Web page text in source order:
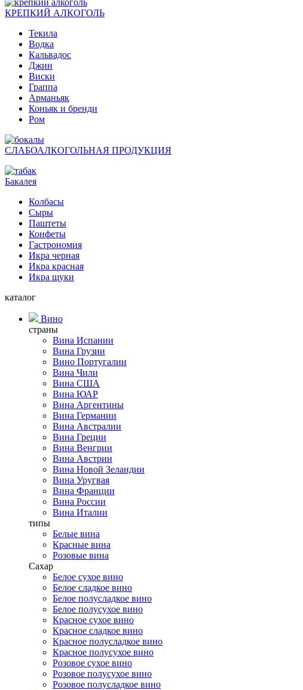
КРЕПКИЙ АЛКОГОЛЬ
Текила
Водка
Кальвадос
Джин
Виски
Граппа
Арманьяк
Коньяк и бренди
Ром
СЛАБОАЛКОГОЛЬНАЯ ПРОДУКЦИЯ
Бакалея
Колбасы
Сыры
Паштеты
Конфеты
Гастрономия
Икра черная
Икра красная
Икра щуки
каталог
Вино
страны
Вина Испании
Вина Грузии
Вино Португалии
Вина Чили
Вина США
Вина ЮАР
Вина Аргентины
Вина Германии
Вина Австралии
Вина Греции
Вина Венгрии
Вина Австрии
Вина Новой Зеландии
Вина Уругвая
Вина Франции
Вина России
Вина Италии
типы
Белые вина
Красные вина
Розовые вина
Сахар
Белое сухое вино
Белое сладкое вино
Белое полусладкое вино
Белое полусухое вино
Красное сухое вино
Красное сладкое вино
Красное полусладкое вино
Красное полусухое вино
Розовое сухое вино
Розовое полусухое вино
Розовое полусладкое вино